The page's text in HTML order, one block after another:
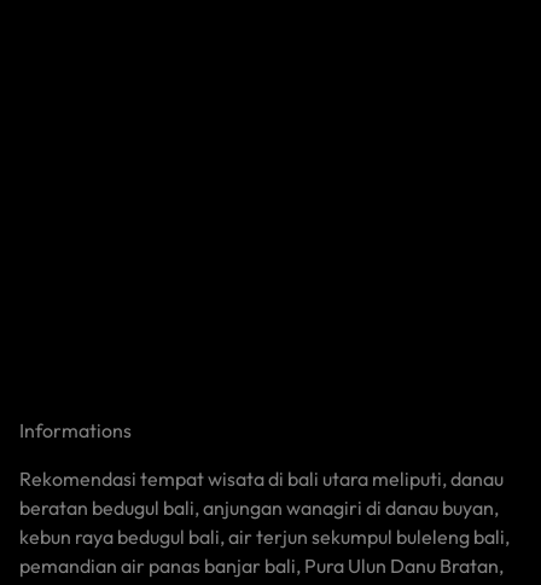
Informations
Rekomendasi tempat wisata di bali utara meliputi, danau
beratan bedugul bali, anjungan wanagiri di danau buyan,
kebun raya bedugul bali, air terjun sekumpul buleleng bali,
pemandian air panas banjar bali, Pura Ulun Danu Bratan,